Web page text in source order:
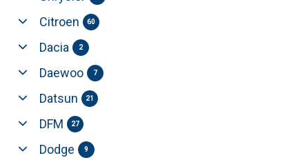
Citroen 60
Dacia 2
Daewoo 7
Datsun 21
DFM 27
Dodge 9